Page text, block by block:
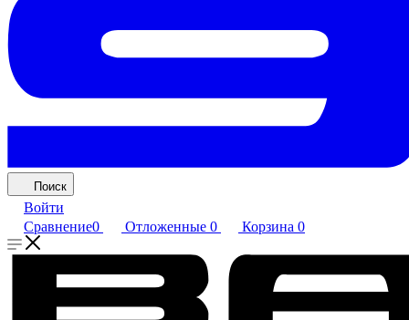
Поиск
Войти
Сравнение0 Отложенные 0 Корзина 0